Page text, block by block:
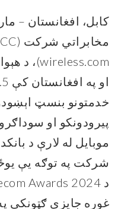
کابل، افغانستان –
مخابراتي شرکت (AWCC) (
wireless.com) ، د
او په افغانستان کې 5.
خدمتونو بنسټ
پیرودونکو او
موبايل له لارې د
شرکت په توګه يې
د Awards 2024
غوره جایزې ګټونکي